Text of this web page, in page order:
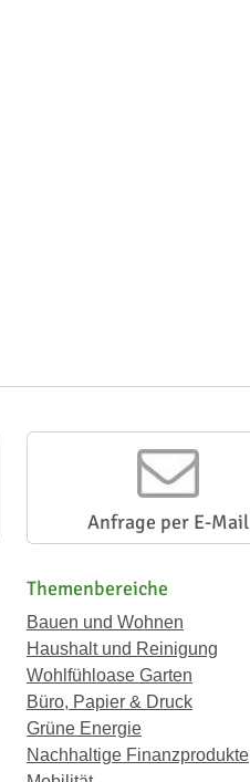
Anfrage per E-Mail
Themenbereiche
Bauen und Wohnen
Haushalt und Reinigung
Wohlfühloase Garten
Büro, Papier & Druck
Grüne Energie
Nachhaltige Finanzprodukte